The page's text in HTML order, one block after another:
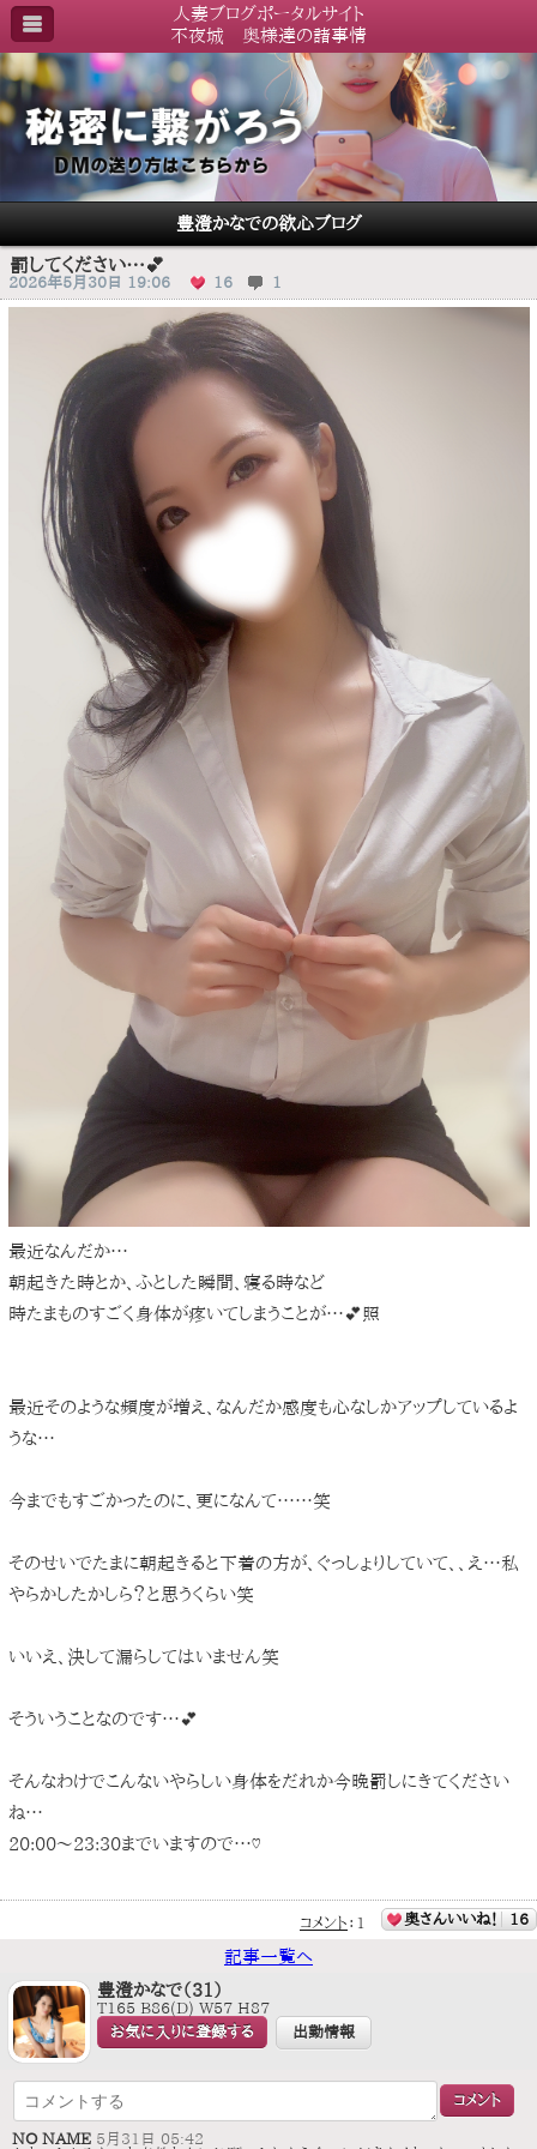
人妻ブログポータルサイト
不夜城 奥様達の諸事情
豊澄かなでの欲心ブログ
罰してください…💕
2026年5月30日 19:06 16 1
最近なんだか…
朝起きた時とか、ふとした瞬間、寝る時など
時たまものすごく身体が疼いてしまうことが…💕照
最近そのような頻度が増え、なんだか感度も心なしかアップしているよ
うな…
今までもすごかったのに、更になんて……笑
そのせいでたまに朝起きると下着の方が、ぐっしょりしていて、、え…私
やらかしたかしら？と思うくらい笑
いいえ、決して漏らしてはいません笑
そういうことなのです…💕
そんなわけでこんないやらしい身体をだれか今晩罰しにきてください
ね…
20:00〜23:30までいますので…♡
コメント ： 1 奥さんいいね！ 16
記事一覧へ
豊澄かなで（31）
T165 B86(D) W57 H87
お気に入りに登録する 出勤情報
NO NAME 5月31日 05:42